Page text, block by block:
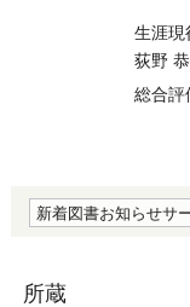
生涯現
荻野
総合評
新着図書お知らせサ
所蔵